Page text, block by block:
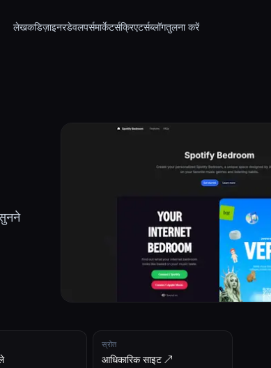
लेखकडिज़ाइनरडेवलपर्समार्केटर्सक्रिएटर्सब्लॉगतुलना करें
स्रोत
आधिकारिक साइट ↗︎